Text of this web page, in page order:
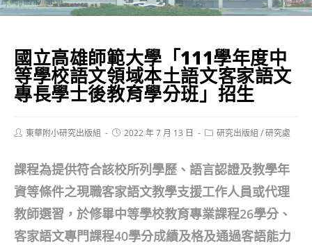
國立高雄師範大學「111學年度中
等學校語文領域本土語文客家語文
專長學士後教育學分班」招生
Post東華附小研究出版組
Post2022 年 7 月 13 日
Post研究出版組 /研究處
課程為提供符合該校所列學歷、語言認證及教學年
資等條件之現職客家語文教學支援工作人員或代理
教師選習，於修畢中等學校教育專業課程26學分、
客家語文專門課程40學分成績及格及通過客語能力